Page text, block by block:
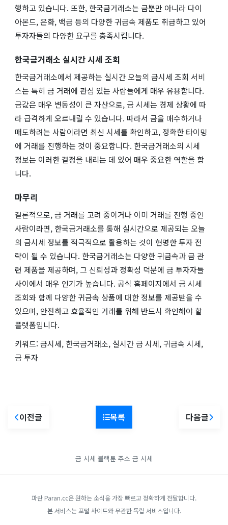
행하고 있습니다. 또한, 한국금거래소는 금뿐만 아니라 다이
아몬드, 은화, 백금 등의 다양한 귀금속 제품도 취급하고 있어
투자자들의 다양한 요구를 충족시킵니다.
한국금거래소 실시간 시세 조회
한국금거래소에서 제공하는 실시간 오늘의 금시세 조회 서비
스는 특히 금 거래에 관심 있는 사람들에게 매우 유용합니다.
금값은 매우 변동성이 큰 자산으로, 금 시세는 경제 상황에 따
라 급격하게 오르내릴 수 있습니다. 따라서 금을 매수하거나
매도하려는 사람이라면 최신 시세를 확인하고, 정확한 타이밍
에 거래를 진행하는 것이 중요합니다. 한국금거래소의 시세
정보는 이러한 결정을 내리는 데 있어 매우 중요한 역할을 합
니다.
마무리
결론적으로, 금 거래를 고려 중이거나 이미 거래를 진행 중인
사람이라면, 한국금거래소를 통해 실시간으로 제공되는 오늘
의 금시세 정보를 적극적으로 활용하는 것이 현명한 투자 전
략이 될 수 있습니다. 한국금거래소는 다양한 귀금속과 금 관
련 제품을 제공하며, 그 신뢰성과 정확성 덕분에 금 투자자들
사이에서 매우 인기가 높습니다. 공식 홈페이지에서 금 시세
조회와 함께 다양한 귀금속 상품에 대한 정보를 제공받을 수
있으며, 안전하고 효율적인 거래를 위해 반드시 확인해야 할
플랫폼입니다.
키워드: 금시세, 한국금거래소, 실시간 금 시세, 귀금속 시세,
금 투자
이전글 목록 다음글
금 시세 블랙툰 주소 금 시세
파란 Paran.cc은 원하는 소식을 가장 빠르고 정확하게 전달합니다.
본 서비스는 포털 사이트와 무관한 독립 서비스입니다.